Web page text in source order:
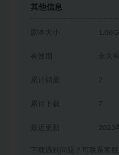
其他信息
剧本大小 1.06G
有效期 永久
累计销量 2
累计下载 7
2023
下载遇到问题？可联系客服